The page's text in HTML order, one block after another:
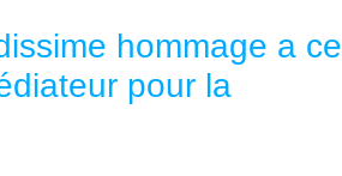
hommage a ce
pour la